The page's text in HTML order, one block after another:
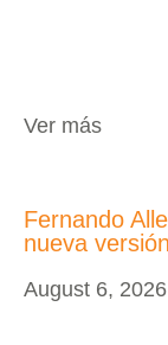
Ver más
Fernando
nueva
August 6, 2026